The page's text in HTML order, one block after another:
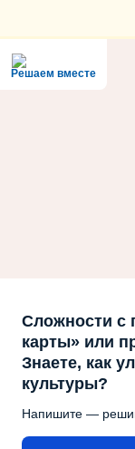
Решаем вместе
Сложности с
карты» или
Знаете, как
культуры?
Напишите —